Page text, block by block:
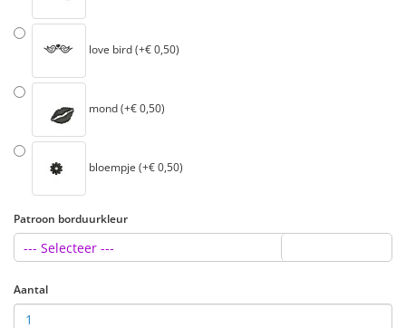
love bird (+€ 0,50)
mond (+€ 0,50)
bloempje (+€ 0,50)
Patroon borduurkleur
--- Selecteer ---
Aantal